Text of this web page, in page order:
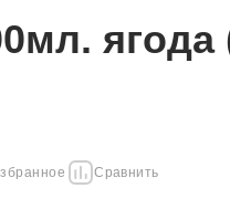
ягода
Сравнить